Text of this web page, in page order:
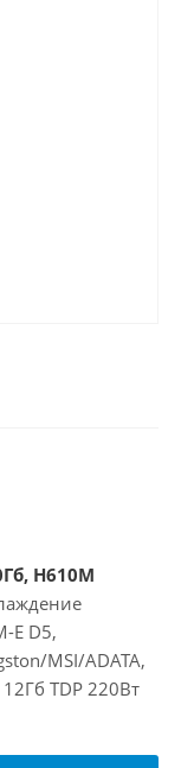
H610M
E D5,
MSI/ADATA,
TDP 220Вт